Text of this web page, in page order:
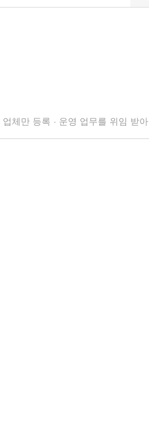
업체만 등록 · 운영 업무를 위임 받